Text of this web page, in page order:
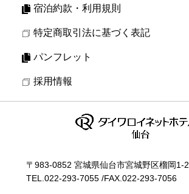
宿泊約款・利用規則
特定商取引法に基づく表記
パンフレット
採用情報
〒983-0852 宮城県仙台市宮城野区榴岡1-
TEL.022-293-7055 /FAX.022-293-7056